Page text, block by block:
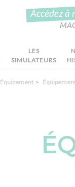
LES
SIMULATEURS
Accédez à
Équipement